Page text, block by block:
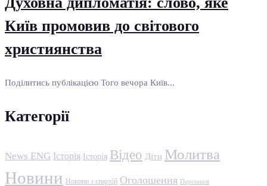
Київ промовив до світового
християнства
Поділитись публікацією Того вечора Київ...
Категорії
News ENG Історія Історія Відео Діти Молитва
Новини Новини з єпархій Оголошення Персоналі